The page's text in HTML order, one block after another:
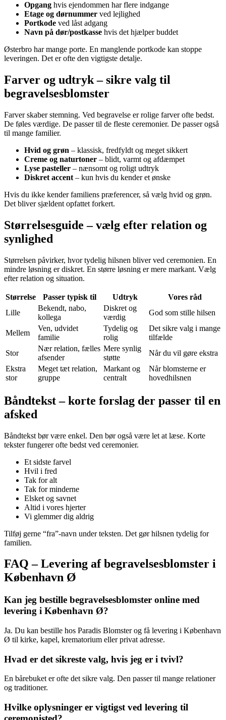
Opgang hvis ejendommen har flere indgange
Etage og dørnummer ved lejlighed
Portkode ved låst adgang
Navn på dør/postkasse hvis det hjælper buddet
Østerbro har mange porte. En manglende portkode kan stoppe
leveringen. Det er ofte den vigtigste detalje.
Farver og udtryk – sikre valg til
begravelsesblomster
Farver skaber stemning. Ved begravelse er rolige farver ofte bedst.
De føles værdige. De passer til de fleste ceremonier. De passer også
til mange familier.
Hvid og grøn – klassisk, fredfyldt og meget sikkert
Creme og naturtoner – blidt, varmt og afdæmpet
Lyse pasteller – nænsomt og roligt udtryk
Diskret accent – kun hvis du kender et ønske
Hvis du ikke kender familiens præferencer, så vælg hvid og grøn.
Det bliver sjældent opfattet forkert.
Størrelsesguide – vælg efter relation og
synlighed
Størrelsen påvirker, hvor tydelig hilsnen bliver ved ceremonien. En
mindre løsning er diskret. En større løsning er mere markant. Vælg
efter relation og situation.
Størrelse Passer typisk til Udtryk
Vores råd
Lille
Bekendt, nabo,
kollega
Diskret og
værdig
God som stille hilsen
Mellem
Ven, udvidet
familie
Tydelig og
rolig
Det sikre valg i mange
tilfælde
Stor
Nær relation, fælles
afsender
Mere synlig
støtte
Når du vil gøre ekstra
Ekstra
stor
Meget tæt relation,
gruppe
Markant og
centralt
Når blomsterne er
hovedhilsnen
Båndtekst – korte forslag der passer til en
afsked
Båndtekst bør være enkel. Den bør også være let at læse. Korte
tekster fungerer ofte bedst ved ceremonier.
Et sidste farvel
Hvil i fred
Tak for alt
Tak for minderne
Elsket og savnet
Altid i vores hjerter
Vi glemmer dig aldrig
Tilføj gerne “fra”-navn under teksten. Det gør hilsnen tydelig for
familien.
FAQ – Levering af begravelsesblomster i
København Ø
Kan jeg bestille begravelsesblomster online med
levering i København Ø?
Ja. Du kan bestille hos Paradis Blomster og få levering i København
Ø til kirke, kapel, krematorium eller privat adresse.
Hvad er det sikreste valg, hvis jeg er i tvivl?
En bårebuket er ofte det sikre valg. Den passer til mange relationer
og traditioner.
Hvilke oplysninger er vigtigst ved levering til